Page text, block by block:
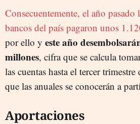
Consecuentemente, el año pasado
bancos del país pagaron unos
por ello y este año
millones, cifra que se calcula
las cuentas hasta el tercer trimestre
que las anuales se conocerán a
Aportaciones